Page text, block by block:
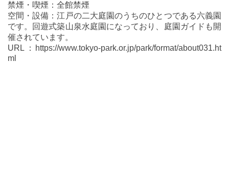
禁煙・喫煙：全館禁煙
空間・設備：江戸の二大庭園のうちのひとつである六義園
です。回遊式築山泉水庭園になっており、庭園ガイドも開
催されています。
URL：https://www.tokyo-park.or.jp/park/format/about031.ht
ml